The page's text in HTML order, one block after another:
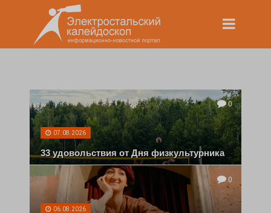
0
07.08.2026
33 удовольствия от Дня физкультурника
0
06.08.2026